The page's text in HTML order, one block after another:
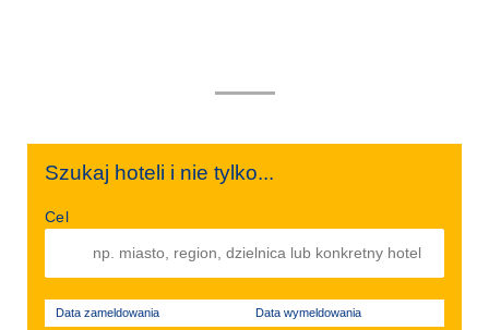
Szukaj hoteli i nie tylko...
Cel
Data zameldowania Data wymeldowania